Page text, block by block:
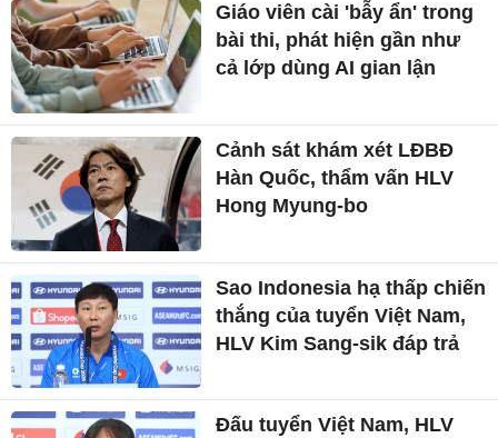
Giáo viên cài 'bẫy ẩn' trong
bài thi, phát hiện gần như
cả lớp dùng AI gian lận
Cảnh sát khám xét LĐBĐ
Hàn Quốc, thẩm vấn HLV
Hong Myung-bo
Sao Indonesia hạ thấp chiến
thắng của tuyển Việt Nam,
HLV Kim Sang-sik đáp trả
Đấu tuyển Việt Nam, HLV